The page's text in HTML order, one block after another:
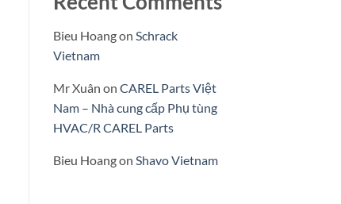
Bieu Hoangon Schrack
Vietnam
Mr Xuân on CAREL Parts Việt
Nam – Nhà cung cấp Phụ tùng
HVAC/R CAREL Parts
Bieu Hoangon Shavo Vietnam